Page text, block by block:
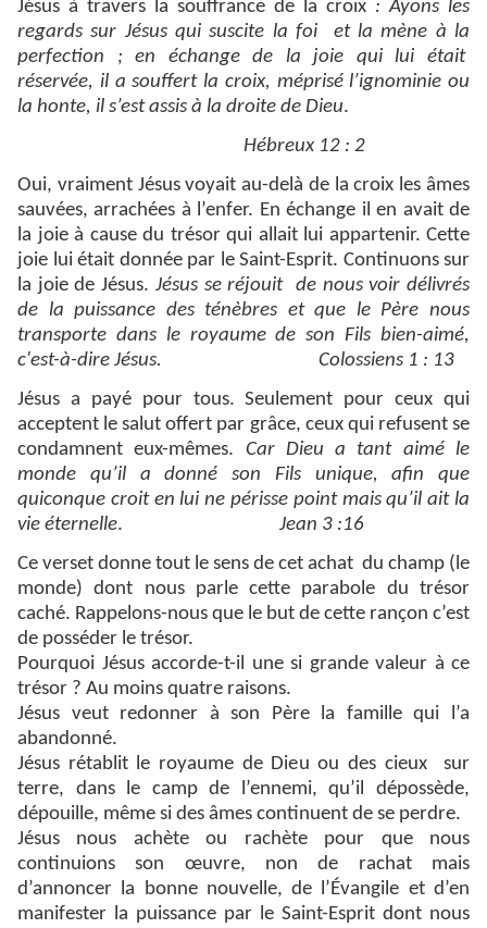
Jésus à travers la souffrance de la croix : Ayons les
regards sur Jésus qui suscite la foi et la mène à la
perfection ; en échange de la joie qui lui était
réservée, il a souffert la croix, méprisé l’ignominie ou
la honte, il s’est assis à la droite de Dieu.
Hébreux 12 : 2
Oui, vraiment Jésus voyait au-delà de la croix les âmes
sauvées, arrachées à l’enfer. En échange il en avait de
la joie à cause du trésor qui allait lui appartenir. Cette
joie lui était donnée par le Saint-Esprit. Continuons sur
la joie de Jésus. Jésus se réjouit de nous voir délivrés
de la puissance des ténèbres et que le Père nous
transporte dans le royaume de son Fils bien-aimé,
c'est-à-dire Jésus. Colossiens 1 : 13
Jésus a payé pour tous. Seulement pour ceux qui
acceptent le salut offert par grâce, ceux qui refusent se
condamnent eux-mêmes. Car Dieu a tant aimé le
monde qu’il a donné son Fils unique, afin que
quiconque croit en lui ne périsse point mais qu’il ait la
vie éternelle.
Jean 3 :16
Ce verset donne tout le sens de cet achat du champ (le
monde) dont nous parle cette parabole du trésor
caché. Rappelons-nous que le but de cette rançon c’est
de posséder le trésor.
Pourquoi Jésus accorde-t-il une si grande valeur à ce
trésor ? Au moins quatre raisons.
Jésus veut redonner à son Père la famille qui l’a
abandonné.
Jésus rétablit le royaume de Dieu ou des cieux sur
terre, dans le camp de l’ennemi, qu’il dépossède,
dépouille, même si des âmes continuent de se perdre.
Jésus nous achète ou rachète pour que nous
continuions son œuvre, non de rachat mais
d’annoncer la bonne nouvelle, de l’Évangile et d’en
manifester la puissance par le Saint-Esprit dont nous